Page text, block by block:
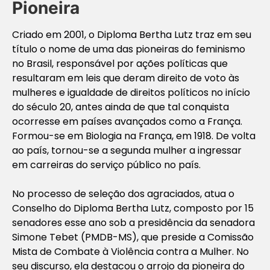
Pioneira
Criado em 2001, o Diploma Bertha Lutz traz em seu
título o nome de uma das pioneiras do feminismo
no Brasil, responsável por ações políticas que
resultaram em leis que deram direito de voto às
mulheres e igualdade de direitos políticos no início
do século 20, antes ainda de que tal conquista
ocorresse em países avançados como a França.
Formou-se em Biologia na França, em 1918. De volta
ao país, tornou-se a segunda mulher a ingressar
em carreiras do serviço público no país.
No processo de seleção dos agraciados, atua o
Conselho do Diploma Bertha Lutz, composto por 15
senadores esse ano sob a presidência da senadora
Simone Tebet (PMDB-MS), que preside a Comissão
Mista de Combate à Violência contra a Mulher. No
seu discurso, ela destacou o arrojo da pioneira do